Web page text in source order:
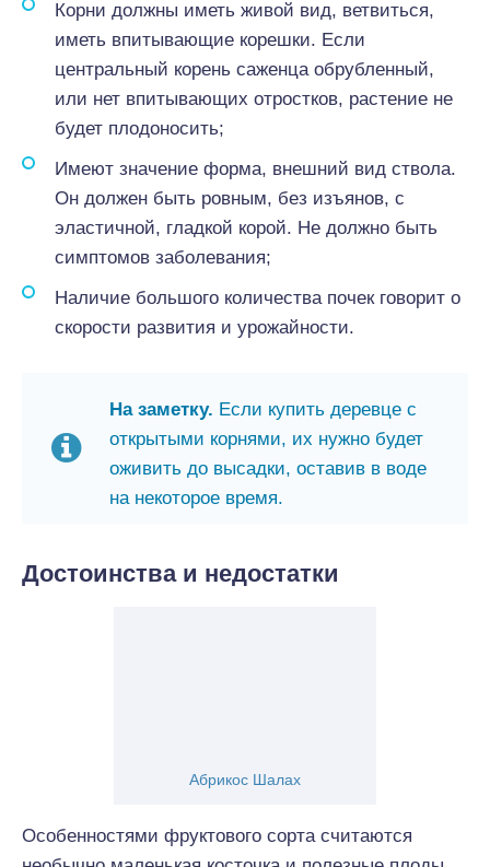
Корни должны иметь живой вид, ветвиться,
иметь впитывающие корешки. Если
центральный корень саженца обрубленный,
или нет впитывающих отростков, растение не
будет плодоносить;
Имеют значение форма, внешний вид ствола.
Он должен быть ровным, без изъянов, с
эластичной, гладкой корой. Не должно быть
симптомов заболевания;
Наличие большого количества почек говорит о
скорости развития и урожайности.
На заметку. Если купить деревце с
открытыми корнями, их нужно будет
оживить до высадки, оставив в воде
на некоторое время.
Достоинства и недостатки
Абрикос Шалах
Особенностями фруктового сорта считаются